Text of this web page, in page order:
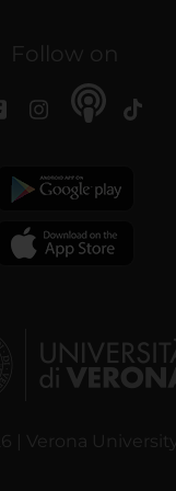
Follow on
| Verona University